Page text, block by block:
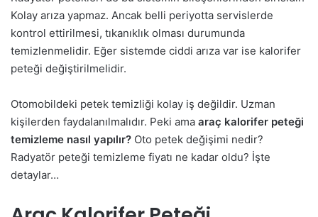
Kolay arıza yapmaz. Ancak belli periyotta servislerde
kontrol ettirilmesi, tıkanıklık olması durumunda
temizlenmelidir. Eğer sistemde ciddi arıza var ise kalorifer
peteği değiştirilmelidir.
Otomobildeki petek temizliği kolay iş değildir. Uzman
kişilerden faydalanılmalıdır. Peki ama araç kalorifer peteği
temizleme nasıl yapılır? Oto petek değişimi nedir?
Radyatör peteği temizleme fiyatı ne kadar oldu? İşte
detaylar…